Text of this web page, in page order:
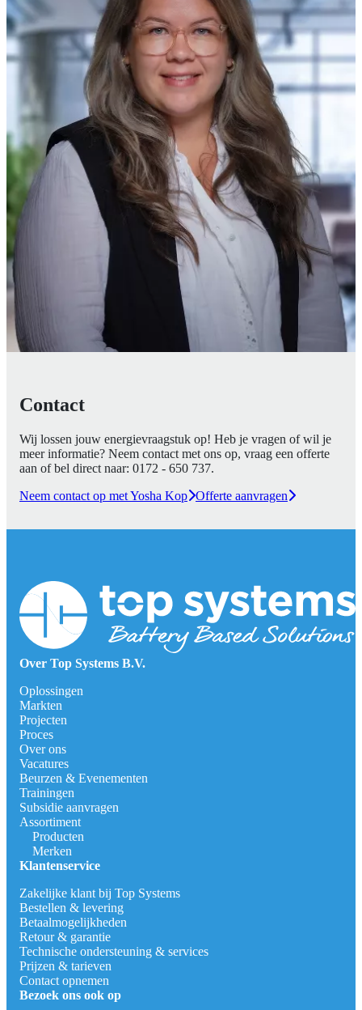
Contact
Wij lossen jouw energievraagstuk op! Heb je vragen of wil je
meer informatie? Neem contact met ons op, vraag een offerte
aan of bel direct naar: 0172 - 650 737.
Neem contact op met Yosha Kop Offerte aanvragen
Over Top Systems B.V.
Oplossingen
Markten
Projecten
Proces
Over ons
Vacatures
Beurzen & Evenementen
Trainingen
Subsidie aanvragen
Assortiment
Producten
Merken
Klantenservice
Zakelijke klant bij Top Systems
Bestellen & levering
Betaalmogelijkheden
Retour & garantie
Technische ondersteuning & services
Prijzen & tarieven
Contact opnemen
Bezoek ons ook op